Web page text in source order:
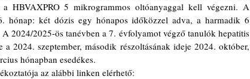
a HBVAXPRO 5 mikrogrammos oltóanyaggal kell végezni. A
hónap: két dózis egy hónapos időközzel adva, a harmadik 6
2024/2025-ös tanévben a 7. évfolyamot végző tanulók hepatitis
2024. szeptember, második részoltásának ideje 2024. október,
hónapban esedékes.
az alábbi linken elérhető: